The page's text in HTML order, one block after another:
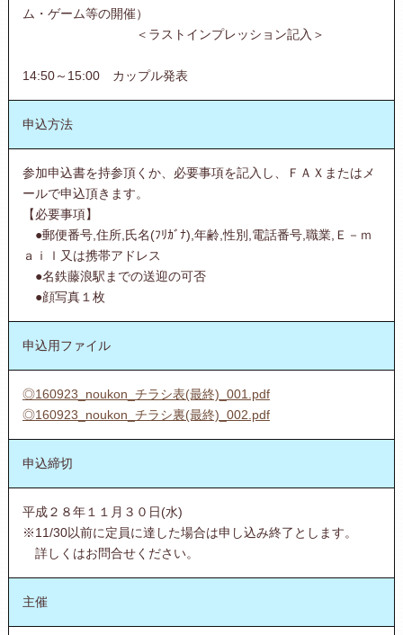
ム・ゲーム等の開催）
＜ラストインプレッション記入＞
14:50～15:00 カップル発表
申込方法
参加申込書を持参頂くか、必要事項を記入し、ＦＡＸまたはメ
ールで申込頂きます。
【必要事項】
●郵便番号,住所,氏名(ﾌﾘｶﾞﾅ),年齢,性別,電話番号,職業,Ｅ－ｍ
ａｉｌ又は携帯アドレス
●名鉄藤浪駅までの送迎の可否
●顔写真１枚
申込用ファイル
◎160923_noukon_チラシ表(最終)_001.pdf
◎160923_noukon_チラシ裏(最終)_002.pdf
申込締切
平成２８年１１月３０日(水)
※11/30以前に定員に達した場合は申し込み終了とします。
詳しくはお問合せください。
主催